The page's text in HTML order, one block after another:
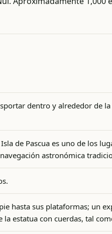
dentro y alrededor de
de Pascua es uno de los
astronómica
hasta sus plataformas; un
estatua con cuerdas, tal